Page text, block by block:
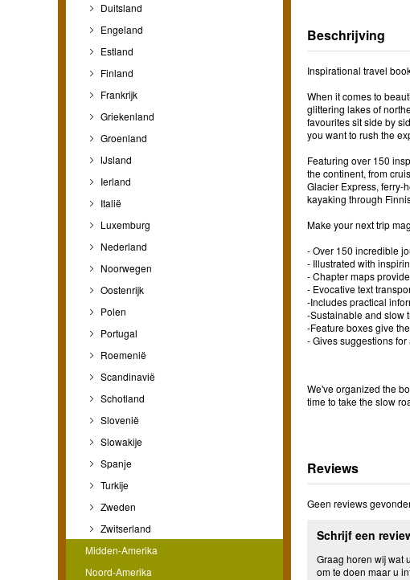
Duitsland
Engeland
Estland
Finland
Frankrijk
Griekenland
Groenland
IJsland
Ierland
Italië
Luxemburg
Nederland
Noorwegen
Oostenrijk
Polen
Portugal
Roemenië
Scandinavië
Schotland
Slovenië
Slowakije
Spanje
Turkije
Zweden
Zwitserland
Midden-Amerika
Noord-Amerika
Beschrijving
Inspirational travel
When it comes to
glittering lakes of
favourites sit side by
you want to rush the
Featuring over 150
the continent, from
Glacier Express, ferry-
kayaking through
Make your next trip
- Over 150 incredible
- Illustrated with
- Chapter maps
- Evocative text
-Includes practical
-Sustainable and slow
-Feature boxes give
- Gives suggestions
We've organized the
time to take the slow
Reviews
Geen reviews
Schrijf een
Graag horen wij wat
om te doen maar u